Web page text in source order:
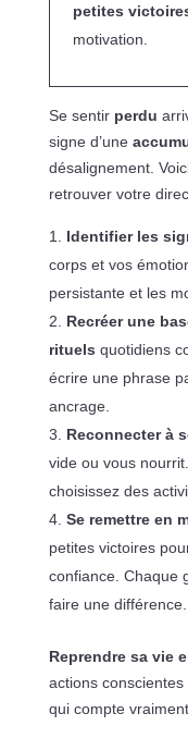
petites
motivation.
Se sentir perdu
signe d’une
désalignement.
retrouver votre
Identifier les
corps et vos
persistante et les
Recréer une
rituels quotidiens
écrire une phrase
ancrage.
Reconnecter à
vide ou vous
choisissez des
Se remettre en
petites victoires
confiance. Chaque
faire une différence.
Reprendre sa vie
actions
qui compte vraiment.